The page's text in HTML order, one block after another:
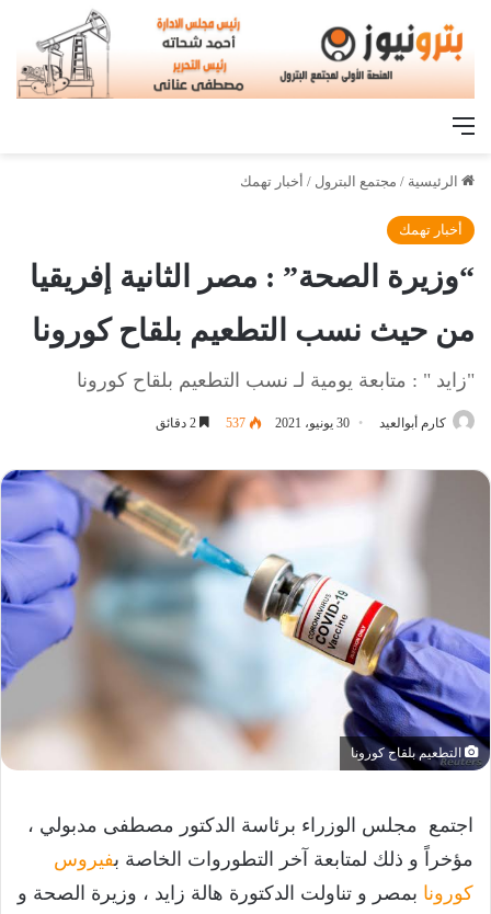
القائمة
الرئيسية / مجتمع البترول / أخبار تهمك
أخبار تهمك
“وزيرة الصحة” : مصر الثانية إفريقيا
من حيث نسب التطعيم بلقاح كورونا
"زايد " : متابعة يومية لـ نسب التطعيم بلقاح كورونا
كارم أبوالعيد 30 يونيو، 2021 537
التطعيم بلقاح كورونا
اجتمع مجلس الوزراء برئاسة الدكتور مصطفى مدبولي ،
مؤخراً و ذلك لمتابعة آخر التطوروات الخاصة بفيروس
كورونا بمصر و تناولت الدكتورة هالة زايد ، وزيرة الصحة و